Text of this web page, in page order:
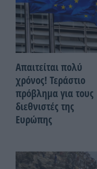
Απαιτείται πολύ
χρόνος! Τεράστιο
πρόβλημα για τους
διεθνιστές της
Ευρώπης